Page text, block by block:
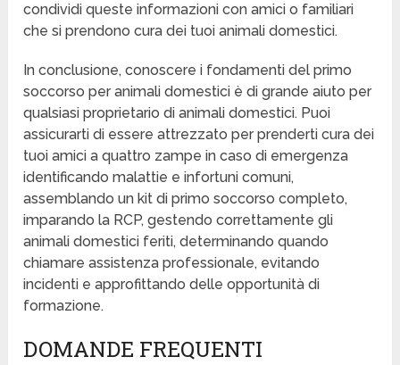
condividi queste informazioni con amici o familiari
che si prendono cura dei tuoi animali domestici.
In conclusione, conoscere i fondamenti del primo
soccorso per animali domestici è di grande aiuto per
qualsiasi proprietario di animali domestici. Puoi
assicurarti di essere attrezzato per prenderti cura dei
tuoi amici a quattro zampe in caso di emergenza
identificando malattie e infortuni comuni,
assemblando un kit di primo soccorso completo,
imparando la RCP, gestendo correttamente gli
animali domestici feriti, determinando quando
chiamare assistenza professionale, evitando
incidenti e approfittando delle opportunità di
formazione.
DOMANDE FREQUENTI